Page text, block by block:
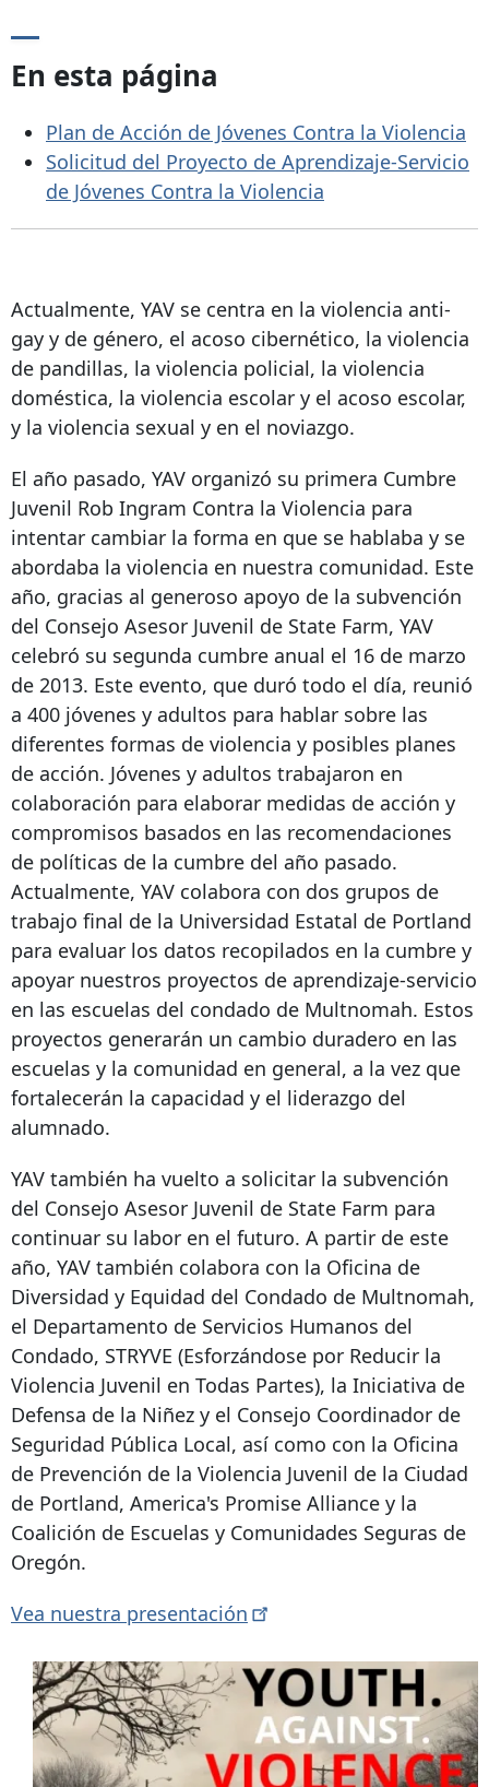
En esta página
Plan de Acción de Jóvenes Contra la Violencia
Solicitud del Proyecto de Aprendizaje-Servicio
de Jóvenes Contra la Violencia
Actualmente, YAV se centra en la violencia anti-
gay y de género, el acoso cibernético, la violencia
de pandillas, la violencia policial, la violencia
doméstica, la violencia escolar y el acoso escolar,
y la violencia sexual y en el noviazgo.
El año pasado, YAV organizó su primera Cumbre
Juvenil Rob Ingram Contra la Violencia para
intentar cambiar la forma en que se hablaba y se
abordaba la violencia en nuestra comunidad. Este
año, gracias al generoso apoyo de la subvención
del Consejo Asesor Juvenil de State Farm, YAV
celebró su segunda cumbre anual el 16 de marzo
de 2013. Este evento, que duró todo el día, reunió
a 400 jóvenes y adultos para hablar sobre las
diferentes formas de violencia y posibles planes
de acción. Jóvenes y adultos trabajaron en
colaboración para elaborar medidas de acción y
compromisos basados ​​en las recomendaciones
de políticas de la cumbre del año pasado.
Actualmente, YAV colabora con dos grupos de
trabajo final de la Universidad Estatal de Portland
para evaluar los datos recopilados en la cumbre y
apoyar nuestros proyectos de aprendizaje-servicio
en las escuelas del condado de Multnomah. Estos
proyectos generarán un cambio duradero en las
escuelas y la comunidad en general, a la vez que
fortalecerán la capacidad y el liderazgo del
alumnado.
YAV también ha vuelto a solicitar la subvención
del Consejo Asesor Juvenil de State Farm para
continuar su labor en el futuro. A partir de este
año, YAV también colabora con la Oficina de
Diversidad y Equidad del Condado de Multnomah,
el Departamento de Servicios Humanos del
Condado, STRYVE (Esforzándose por Reducir la
Violencia Juvenil en Todas Partes), la Iniciativa de
Defensa de la Niñez y el Consejo Coordinador de
Seguridad Pública Local, así como con la Oficina
de Prevención de la Violencia Juvenil de la Ciudad
de Portland, America's Promise Alliance y la
Coalición de Escuelas y Comunidades Seguras de
Oregón.
Vea nuestra presentación